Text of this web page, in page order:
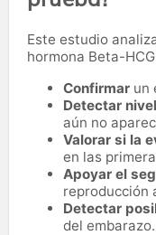
Este estudio
hormona Beta-
Confirmar un
Detectar
aún no
Valorar si la
en las
Apoyar el
reproducción
Detectar
del embarazo.